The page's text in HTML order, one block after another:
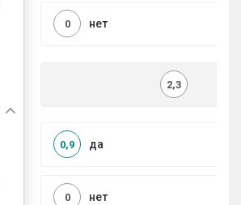
нет
0
2,3
да
0,9
нет
0